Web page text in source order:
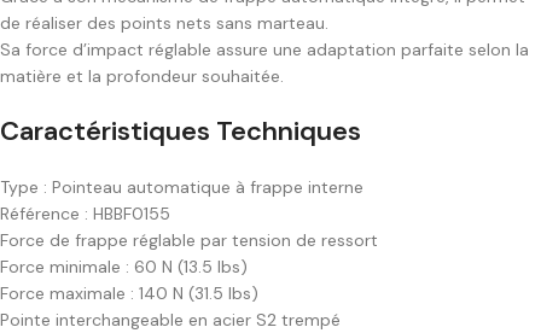
de réaliser des points nets sans marteau.
Sa force d’impact réglable assure une adaptation parfaite selon la
matière et la profondeur souhaitée.
Caractéristiques Techniques
Type : Pointeau automatique à frappe interne
Référence : HBBF0155
Force de frappe réglable par tension de ressort
Force minimale : 60 N (13.5 lbs)
Force maximale : 140 N (31.5 lbs)
Pointe interchangeable en acier S2 trempé